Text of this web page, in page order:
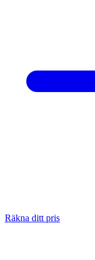
Räkna ditt pris